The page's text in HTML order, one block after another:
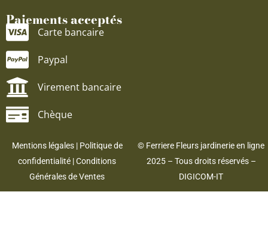
Paiements acceptés
Carte bancaire
Paypal
Virement bancaire
Chèque
Mentions légales| Politique de
confidentialité |Conditions
Générales de Ventes
© Ferriere Fleurs jardinerie en ligne
2025 – Tous droits réservés –
DIGICOM-IT